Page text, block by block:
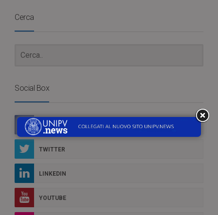
Cerca
Social Box
FACEBOOK
TWITTER
LINKEDIN
YOUTUBE